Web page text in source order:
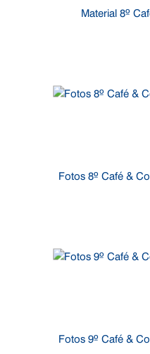
Material 8º
Fotos 8º Café &
Fotos 9º Café &